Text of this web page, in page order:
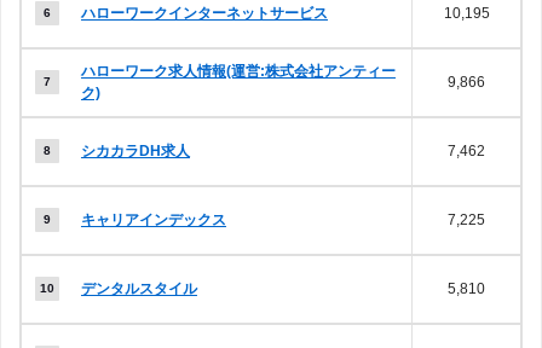
ハローワークインターネットサービス 10,195
ハローワーク求人情報(運営:株式会社アンティー
ク)
9,866
シカカラDH求人 7,462
キャリアインデックス 7,225
デンタルスタイル 5,810